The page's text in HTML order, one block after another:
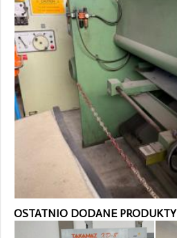
OSTATNIO DODANE PRODUKTY